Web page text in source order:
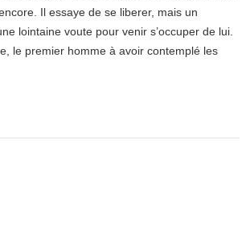
Il essaye de se liberer, mais un
lointaine voute pour venir s’occuper de lui.
le premier homme à avoir contemplé les